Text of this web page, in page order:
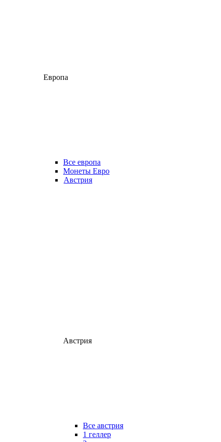
Европа
Все европа
Монеты Евро
Австрия
Австрия
Все австрия
1 геллер